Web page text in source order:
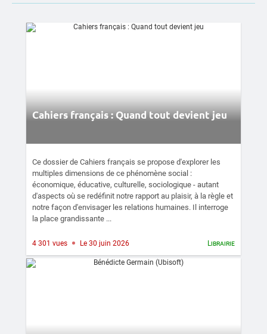
Cahiers français : Quand tout devient jeu
Ce dossier de Cahiers français se propose d'explorer les
multiples dimensions de ce phénomène social :
économique, éducative, culturelle, sociologique - autant
d'aspects où se redéfinit notre rapport au plaisir, à la règle et
notre façon d'envisager les relations humaines. Il interroge
la place grandissante ...
4 301 vues Le 30 juin 2026 Librairie